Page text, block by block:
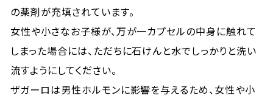
の薬剤が充填されています。
女性や小さなお子様が、万が一カプセルの中身に触れて
しまった場合には、ただちに石けんと水でしっかりと洗い
流すようにしてください。
ザガーロは男性ホルモンに影響を与えるため、女性や小